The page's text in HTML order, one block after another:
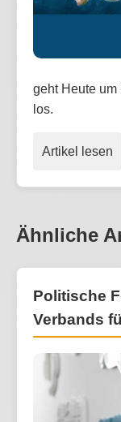
geht Heute
los.
Artikel lesen
Ähnliche
Politische
Verbands